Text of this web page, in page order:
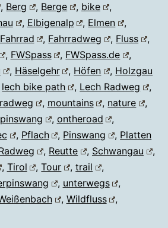
, Berg , Berge , bike
,
, Elbigenalp , Elmen
,
Fahrrad , Fahrradweg , Fluss
,
, FWSpass , FWSpass.de
,
, Häselgehr , Höfen , Holzgau
lech bike path , Lech Radweg
,
, mountains , nature
,
, ontheroad
,
, Pflach , Pinswang , Platten
, Reutte , Schwangau
,
, Tirol ,Tour ,trail
,
, unterwegs
,
, Wildfluss
,